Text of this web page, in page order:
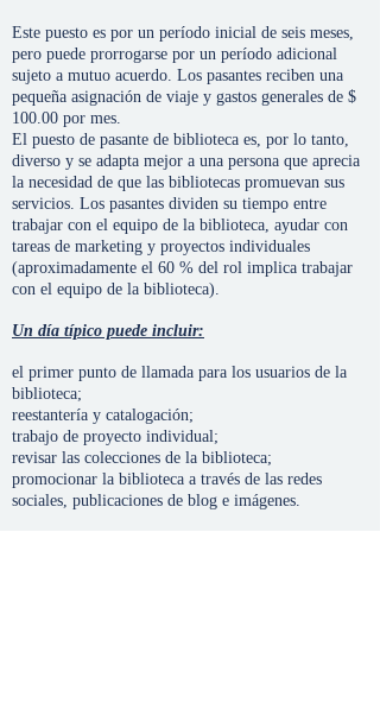
Este puesto es por un período inicial de seis meses,
pero puede prorrogarse por un período adicional
sujeto a mutuo acuerdo. Los pasantes reciben una
pequeña asignación de viaje y gastos generales de $
100.00 por mes.
El puesto de pasante de biblioteca es, por lo tanto,
diverso y se adapta mejor a una persona que aprecia
la necesidad de que las bibliotecas promuevan sus
servicios. Los pasantes dividen su tiempo entre
trabajar con el equipo de la biblioteca, ayudar con
tareas de marketing y proyectos individuales
(aproximadamente el 60 % del rol implica trabajar
con el equipo de la biblioteca).
Un día típico puede incluir:
el primer punto de llamada para los usuarios de la
biblioteca;
reestantería y catalogación;
trabajo de proyecto individual;
revisar las colecciones de la biblioteca;
promocionar la biblioteca a través de las redes
sociales, publicaciones de blog e imágenes.